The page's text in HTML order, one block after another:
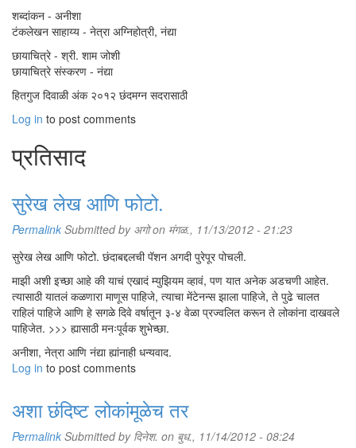
शब्दांकन - अनीशा
टंकलेखन साहाय्य - नेत्रा अग्निहोत्री, नंद्या
छायाचित्रे - श्री. शाम जोशी
छायाचित्रे संस्करण - नंद्या
हितगुज दिवाळी अंक २०१२ छंदमग्न सदरासाठी
Log in to post comments
प्रतिसाद
सुरेख लेख आणि फोटो.
Permalink Submitted by अगोon मंगळ., 11/13/2012 - 21:23
सुरेख लेख आणि फोटो. छंदाबद्दलची पॅशन अगदी पुरेपूर पोचली.
माझी अशी इच्छा आहे की याचं एखादं म्युझियम व्हावं, पण यात अनेक अडचणी आहेत.
त्यासाठी यातलं कळणारा माणूस पाहिजे, त्याचा मेंटेनन्स झाला पाहिजे, ते पुढे चालत
राहिलं पाहिजे आणि हे सगळे दिवे वर्षातून ३-४ वेळा प्रज्वलित करून ते लोकांना दाखवले
पाहिजेत. >>> ह्यासाठी मनःपूर्वक शुभेच्छा.
अनीशा, नेत्रा आणि नंद्या ह्यांनाही धन्यवाद.
Log in to post comments
अशा छंदिष्ट लोकांमूळेच तर
Permalink Submitted by दिनेश. on बुध., 11/14/2012 - 08:24